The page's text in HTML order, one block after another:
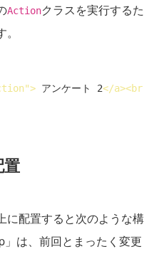
Actionクラスを実行するた
アンケート 2</a><br
配置すると次のような構
は、前回とまったく変更